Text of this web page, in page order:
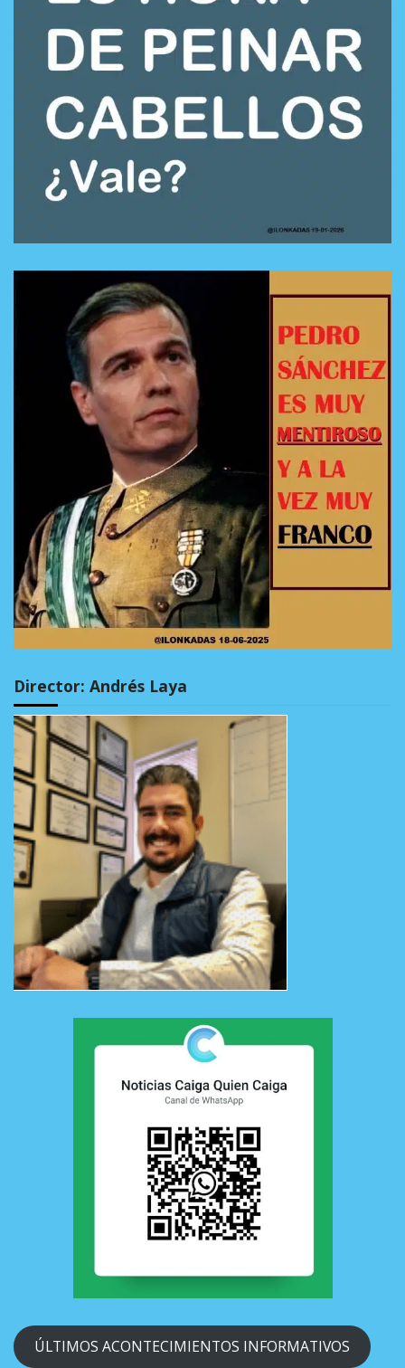
Director: Andrés Laya
ÚLTIMOS ACONTECIMIENTOS INFORMATIVOS